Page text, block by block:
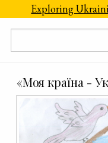
Skip to main content
Exploring
«Моя країна -